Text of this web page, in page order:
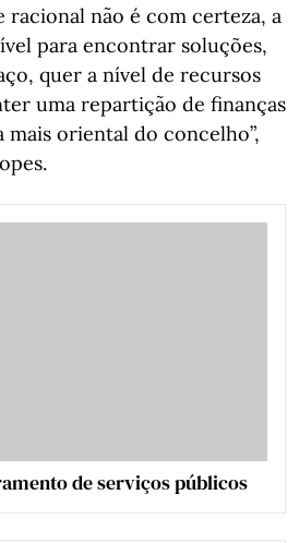
não é com certeza, a
para encontrar soluções,
quer a nível de recursos
uma repartição de finanças
oriental do concelho”,
de serviços públicos